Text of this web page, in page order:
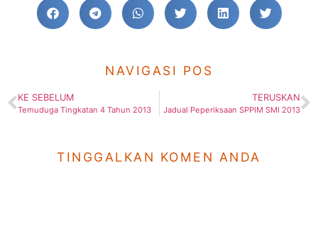
NAVIGASI POS
KE SEBELUM
Temuduga Tingkatan 4 Tahun 2013
TERUSKAN
Jadual Peperiksaan SPPIM SMI 2013
TINGGALKAN KOMEN ANDA